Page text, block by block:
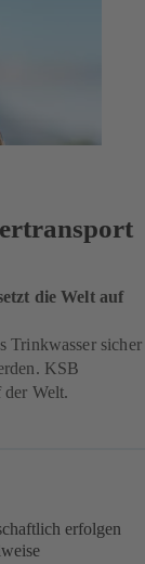
die Welt auf
Trinkwasser sicher
KSB
Welt.
erfolgen